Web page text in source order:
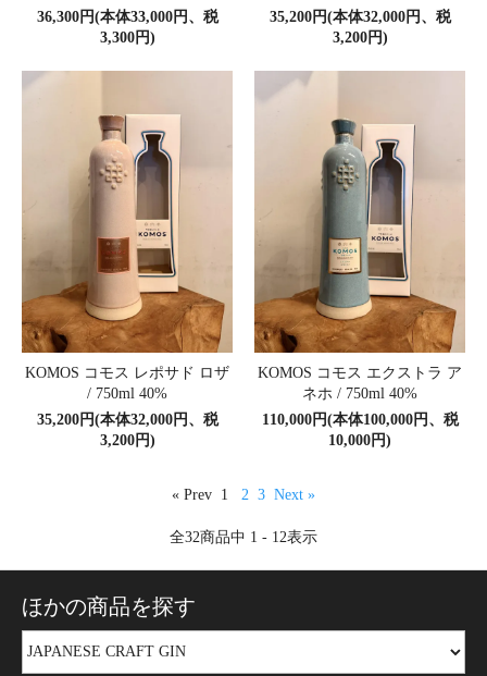
36,300円(本体33,000円、税
3,300円)
35,200円(本体32,000円、税
3,200円)
KOMOS コモス レポサド ロザ
/ 750ml 40%
35,200円(本体32,000円、税
3,200円)
KOMOS コモス エクストラ ア
ネホ / 750ml 40%
110,000円(本体100,000円、税
10,000円)
« Prev 1 2 3 Next »
全32商品中 1 - 12表示
ほかの商品を探す